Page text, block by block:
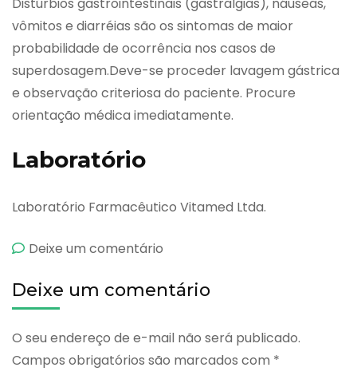
vômitos e diarréias são os sintomas de maior
probabilidade de ocorrência nos casos de
superdosagem.Deve-se proceder lavagem gástrica
e observação criteriosa do paciente. Procure
orientação médica imediatamente.
Laboratório
Laboratório Farmacêutico Vitamed Ltda.
Deixe um comentário
Deixe um comentário
O seu endereço de e-mail não será publicado.
Campos obrigatórios são marcados com *